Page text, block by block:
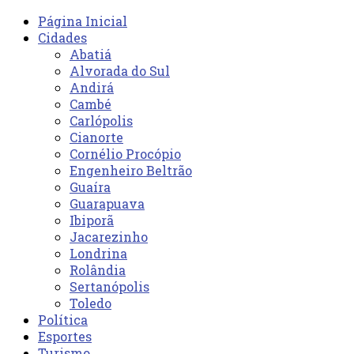
Página Inicial
Cidades
Abatiá
Alvorada do Sul
Andirá
Cambé
Carlópolis
Cianorte
Cornélio Procópio
Engenheiro Beltrão
Guaíra
Guarapuava
Ibiporã
Jacarezinho
Londrina
Rolândia
Sertanópolis
Toledo
Política
Esportes